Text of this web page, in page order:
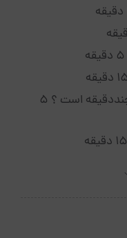
فاصله تا دسترسی های حمل ونقل چنددقیقه است ؟ 5